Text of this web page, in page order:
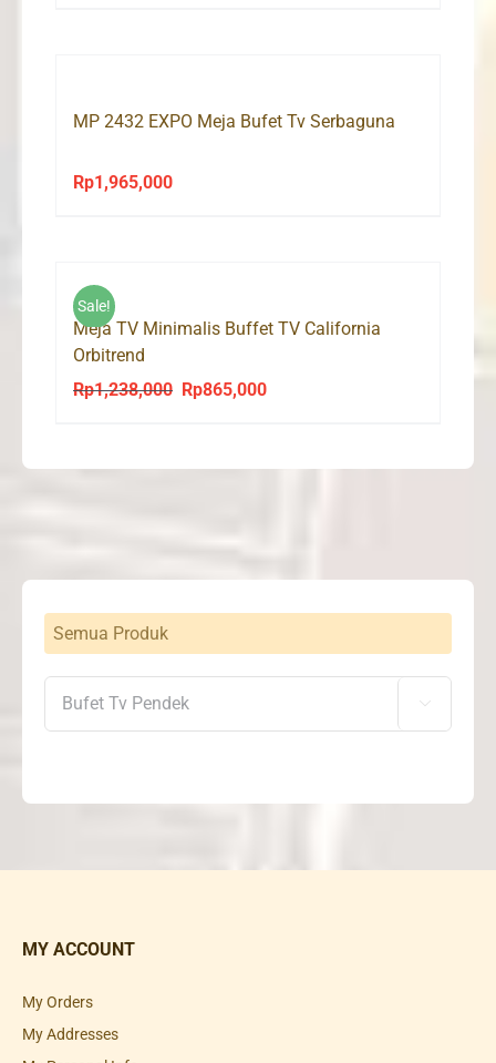
MP 2432 EXPO Meja Bufet Tv Serbaguna
Rp1,965,000
Sale!
Meja TV Minimalis Buffet TV California
Orbitrend
Rp1,238,000 Original
Rp865,000Current
Semua Produk

MY ACCOUNT
My Orders
My Addresses